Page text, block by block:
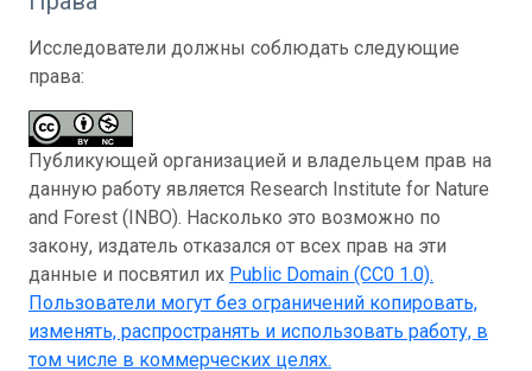
Исследователи должны соблюдать следующие
права:
Публикующей организацией и владельцем прав на
данную работу является Research Institute for Nature
and Forest (INBO). Насколько это возможно по
закону, издатель отказался от всех прав на эти
данные и посвятил их Public Domain (CC0 1.0).
Пользователи могут без ограничений копировать,
изменять, распространять и использовать работу, в
том числе в коммерческих целях.